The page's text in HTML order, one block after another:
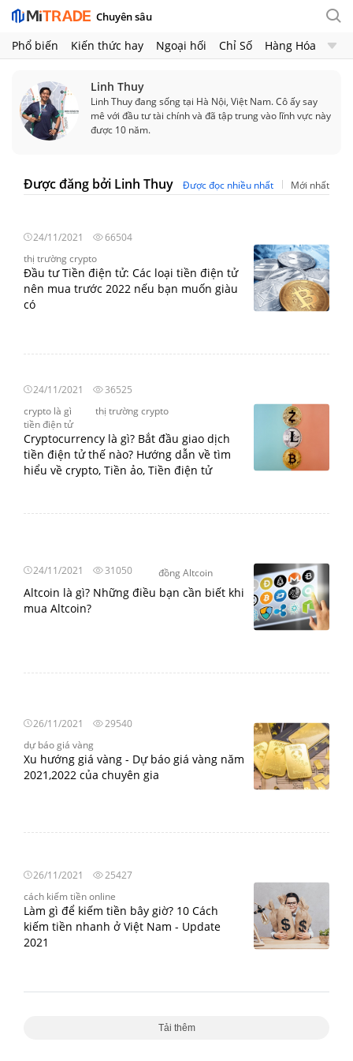
Chuyên sâu
Phổ biến Kiến thức hay Ngoại hối Chỉ Số
Hàng Hóa
Linh Thuy
Linh Thuy đang sống tại Hà Nội, Việt Nam. Cô ấy say
mê với đầu tư tài chính và đã tập trung vào lĩnh vực này
được 10 năm.
Được đăng bởi Linh Thuy Được đọc nhiều nhất Mới nhất
Đầu tư Tiền điện tử: Các loại tiền điện tử
nên mua trước 2022 nếu bạn muốn giàu
có
24/11/2021
66504
thị trường crypto
Cryptocurrency là gì? Bắt đầu giao dịch
tiền điện tử thế nào? Hướng dẫn về tìm
hiểu về crypto, Tiền ảo, Tiền điện tử
24/11/2021
36525
crypto là gì
thị trường crypto
tiền điện tử
Altcoin là gì? Những điều bạn cần biết khi
mua Altcoin?
24/11/2021 31050 đồng Altcoin
Xu hướng giá vàng - Dự báo giá vàng năm
2021,2022 của chuyên gia
26/11/2021
29540
dự báo giá vàng
Làm gì để kiếm tiền bây giờ? 10 Cách
kiếm tiền nhanh ở Việt Nam - Update
2021
26/11/2021
25427
cách kiếm tiền online
Tải thêm